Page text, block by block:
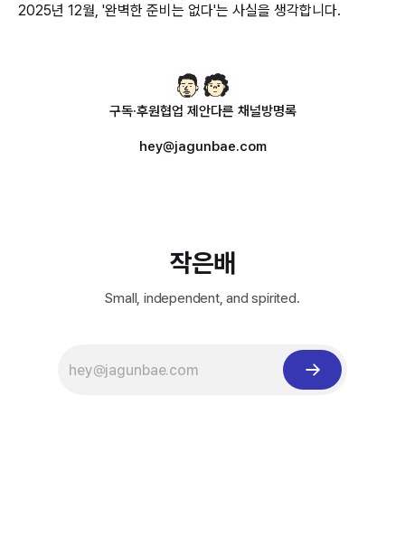
2025년 12월, '완벽한 준비는 없다'는 사실을 생각합니다.
구독·후원협업 제안다른 채널방명록
hey@jagunbae.com
작은배
Small, independent, and spirited.